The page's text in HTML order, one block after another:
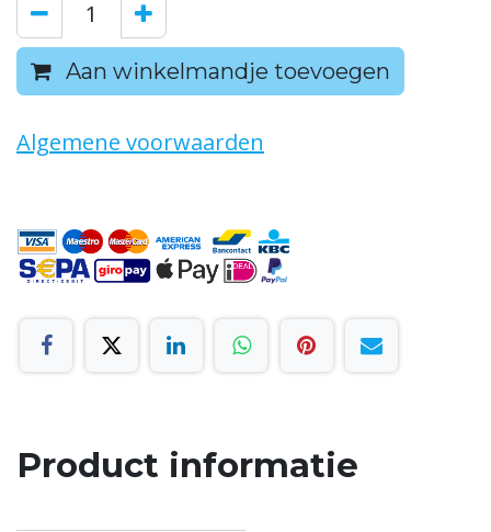
Aan winkelmandje toevoegen
Algemene voorwaarden
Product informatie